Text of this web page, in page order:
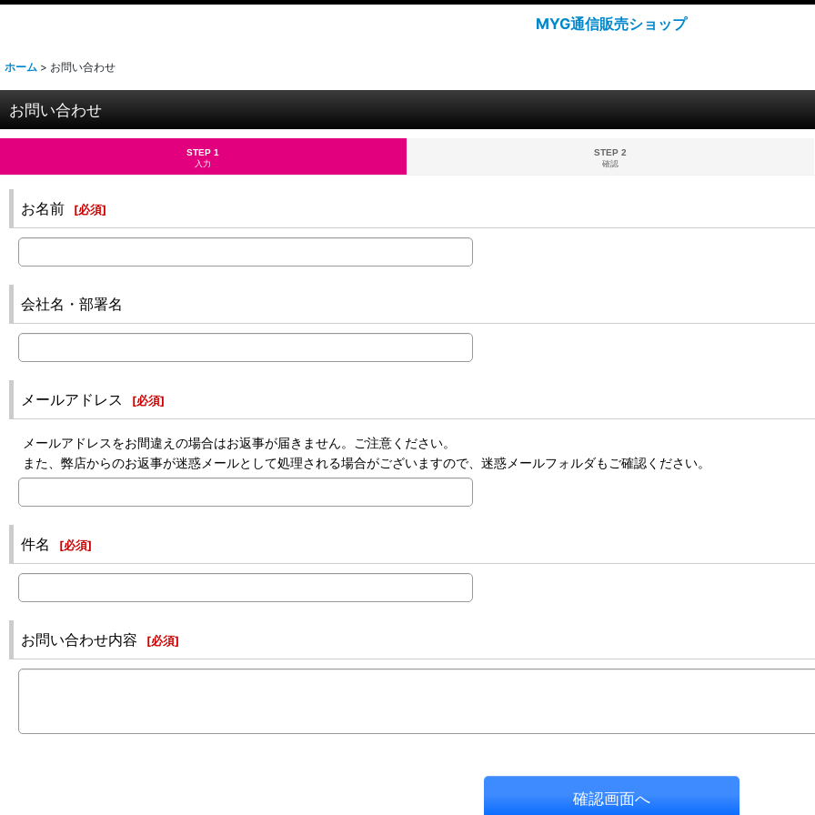
MYG通信販売ショップ
ホーム > お問い合わせ
お問い合わせ
STEP 1
入力
STEP 2
確認
お名前 [必須]
会社名・部署名
メールアドレス [必須]
メールアドレスをお間違えの場合はお返事が届きません。ご注意ください。
また、弊店からのお返事が迷惑メールとして処理される場合がございますので、迷惑メールフォルダもご確認ください。
件名 [必須]
お問い合わせ内容 [必須]
確認画面へ